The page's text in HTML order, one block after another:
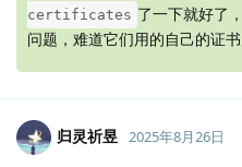
certificates 了一下就好了
问题，难道它们用的自己的证书
归灵祈昱 2025年8月26日